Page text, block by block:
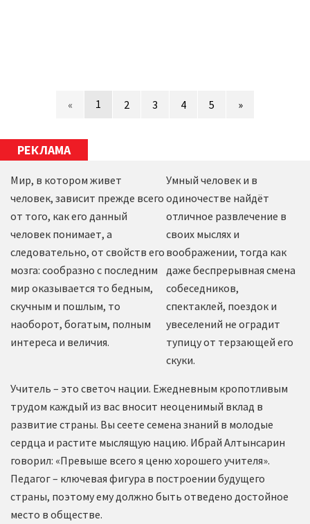
« 1 2 3 4 5 »
РЕКЛАМА
Мир, в котором живет
человек, зависит прежде всего
от того, как его данный
человек понимает, а
следовательно, от свойств его
мозга: сообразно с последним
мир оказывается то бедным,
скучным и пошлым, то
наоборот, богатым, полным
интереса и величия.
Умный человек и в
одиночестве найдёт
отличное развлечение в
своих мыслях и
воображении, тогда как
даже беспрерывная смена
собеседников,
спектаклей, поездок и
увеселений не оградит
тупицу от терзающей его
скуки.
Учитель – это светоч нации. Ежедневным кропотливым
трудом каждый из вас вносит неоценимый вклад в
развитие страны. Вы сеете семена знаний в молодые
сердца и растите мыслящую нацию. Ибрай Алтынсарин
говорил: «Превыше всего я ценю хорошего учителя».
Педагог – ключевая фигура в построении будущего
страны, поэтому ему должно быть отведено достойное
место в обществе.